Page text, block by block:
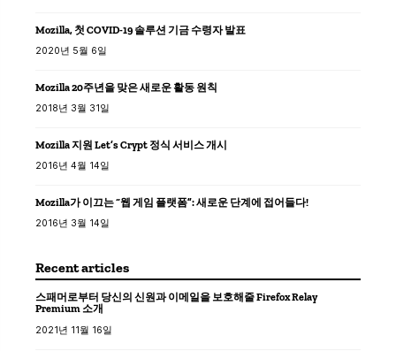
Mozilla, 첫 COVID-19 솔루션 기금 수령자 발표
2020년 5월 6일
Mozilla 20주년을 맞은 새로운 활동 원칙
2018년 3월 31일
Mozilla 지원 Let’s Crypt 정식 서비스 개시
2016년 4월 14일
Mozilla가 이끄는 “웹 게임 플랫폼”: 새로운 단계에 접어들다!
2016년 3월 14일
Recent articles
스패머로부터 당신의 신원과 이메일을 보호해줄 Firefox Relay
Premium 소개
2021년 11월 16일